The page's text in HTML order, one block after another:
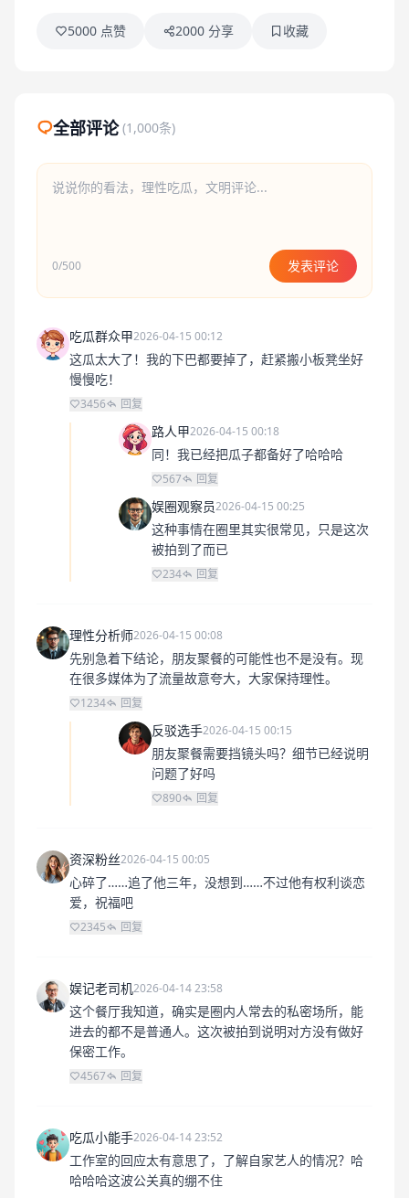
5000 点赞 2000 分享 收藏
全部评论 (1,000条)
0/500 发表评论
吃瓜群众甲2026-04-15 00:12
这瓜太大了！我的下巴都要掉了，赶紧搬小板凳坐好
慢慢吃！
3456 回复
路人甲2026-04-15 00:18
同！我已经把瓜子都备好了哈哈哈
567 回复
娱圈观察员2026-04-15 00:25
这种事情在圈里其实很常见，只是这次
被拍到了而已
234 回复
理性分析师2026-04-15 00:08
先别急着下结论，朋友聚餐的可能性也不是没有。现
在很多媒体为了流量故意夸大，大家保持理性。
1234 回复
反驳选手2026-04-15 00:15
朋友聚餐需要挡镜头吗？细节已经说明
问题了好吗
890 回复
资深粉丝2026-04-15 00:05
心碎了……追了他三年，没想到……不过他有权利谈恋
爱，祝福吧
2345 回复
娱记老司机2026-04-14 23:58
这个餐厅我知道，确实是圈内人常去的私密场所，能
进去的都不是普通人。这次被拍到说明对方没有做好
保密工作。
4567 回复
吃瓜小能手2026-04-14 23:52
工作室的回应太有意思了，了解自家艺人的情况？哈
哈哈哈这波公关真的绷不住